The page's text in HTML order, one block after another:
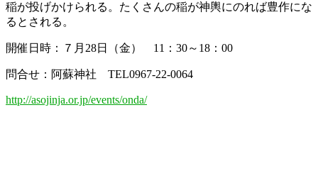
稲が投げかけられる。たくさんの稲が神輿にのれば豊作にな
るとされる。
開催日時：７月28日（金） 11：30～18：00
問合せ：阿蘇神社 TEL0967-22-0064
http://asojinja.or.jp/events/onda/